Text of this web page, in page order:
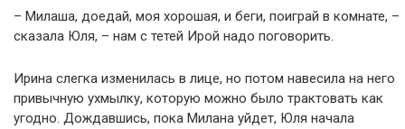
– Милаша, доедай, моя хорошая, и беги, поиграй в комнате, –
сказала Юля, – нам с тетей Ирой надо поговорить.
Ирина слегка изменилась в лице, но потом навесила на него
привычную ухмылку, которую можно было трактовать как
угодно. Дождавшись, пока Милана уйдет, Юля начала